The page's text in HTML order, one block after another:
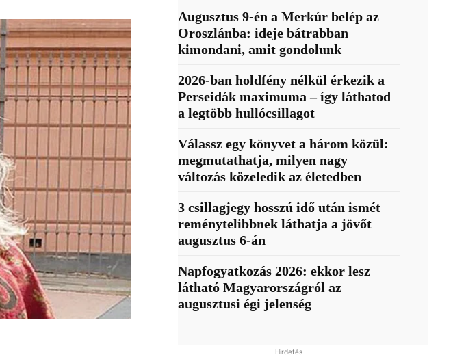
Augusztus 9-én a Merkúr belép az
Oroszlánba: ideje bátrabban
kimondani, amit gondolunk
2026-ban holdfény nélkül érkezik a
Perseidák maximuma – így láthatod
a legtöbb hullócsillagot
Válassz egy könyvet a három közül:
megmutathatja, milyen nagy
változás közeledik az életedben
3 csillagjegy hosszú idő után ismét
reménytelibbnek láthatja a jövőt
augusztus 6-án
Napfogyatkozás 2026: ekkor lesz
látható Magyarországról az
augusztusi égi jelenség
Hirdetés